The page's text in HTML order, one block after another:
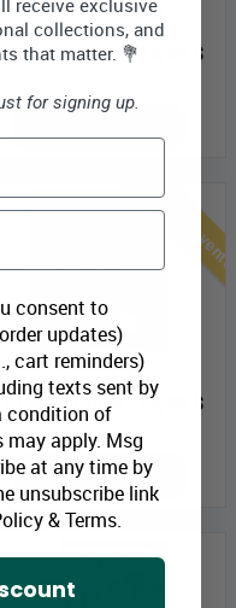
Rire avec L'amour
Prix Bloomex:
49,99 $
Meilleures
Beau en Bleu
Prix Bloomex:
69,99 $
MAGASINEZ
collections, and
that matter. 💐
for signing up.
consent to
updates)
cart reminders)
texts sent by
condition of
may apply. Msg
at any time by
unsubscribe link
&Terms.